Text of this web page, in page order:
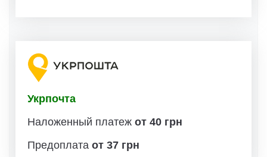
Укрпочта
Наложенный платеж от 40 грн
Предоплата от 37 грн